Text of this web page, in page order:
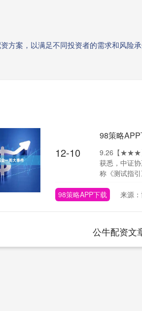
方案，以满足不同投资者的需求和风险
12-10
98策略
9.26【★★★
获悉，中证
称《测试指
98策略APP下载 来源
公牛配资文